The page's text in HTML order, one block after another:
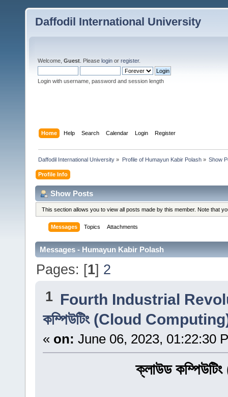
Daffodil International University
Welcome, Guest . Please login or register.
Login with username, password and session length
Home Help Search Calendar Login Register
Daffodil International University » Profile of Humayun Kabir Polash» Show
Profile Info
Show Posts
This section allows you to view all posts made by this member. Note that
Messages Topics Attachments
Messages - Humayun Kabir Polash
Pages: [1] 2
1 Fourth Industrial
কম্পিউটিং (Cloud
« on: June 06, 2023, 01:22:30
ক্লাউড